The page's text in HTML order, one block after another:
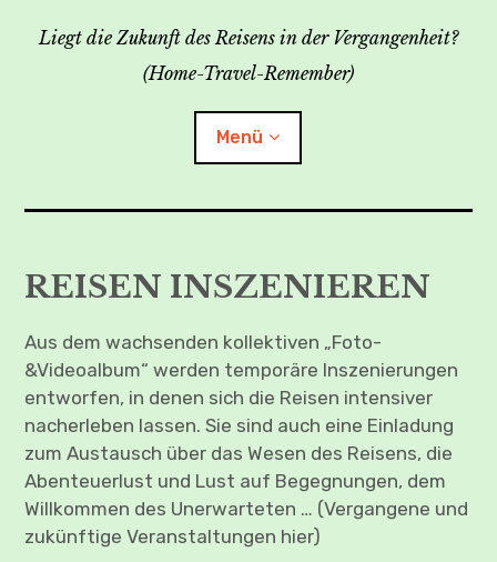
Liegt die Zukunft des Reisens in der Vergangenheit?
(Home-Travel-Remember)
Menü
REISEN BETRACHTEN
REISEN INSZENIEREN
REISEN SUCHEN
REISEN INSZENIEREN
Aus dem wachsenden kollektiven „Foto-
&Videoalbum“ werden temporäre Inszenierungen
entworfen, in denen sich die Reisen intensiver
nacherleben lassen. Sie sind auch eine Einladung
zum Austausch über das Wesen des Reisens, die
Abenteuerlust und Lust auf Begegnungen, dem
Willkommen des Unerwarteten … (Vergangene und
zukünftige Veranstaltungen hier)